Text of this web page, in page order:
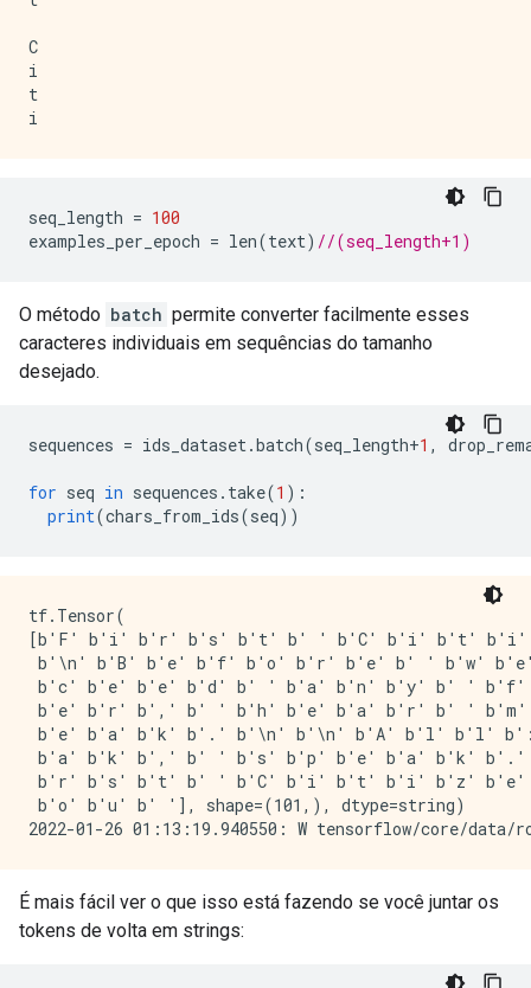
C
i
t
seq_length = 100
examples_per_epoch = len(text) //(seq_length+1)
O método batch permite converter facilmente esses
caracteres individuais em sequências do tamanho
desejado.
sequences = ids_dataset.batch(seq_length+1 ,
for seq in sequences . take(1 ):
print(chars_from_ids(seq))
tf.Tensor(
[b'F' b'i' b'r' b's' b't' b' ' b'C' b'i' b't' b'i'
b'\n' b'B' b'e' b'f' b'o' b'r' b'e' b' ' b'w'
b'c' b'e' b'e' b'd' b' ' b'a' b'n' b'y' b' '
b'e' b'r' b',' b' ' b'h' b'e' b'a' b'r' b' '
b'e' b'a' b'k' b'.' b'\n' b'\n' b'A' b'l' b'l'
b'a' b'k' b',' b' ' b's' b'p' b'e' b'a' b'k'
b'r' b's' b't' b' ' b'C' b'i' b't' b'i' b'z' b'e'
b'o' b'u' b' '], shape=(101,), dtype=string)
É mais fácil ver o que isso está fazendo se você juntar os
tokens de volta em strings: